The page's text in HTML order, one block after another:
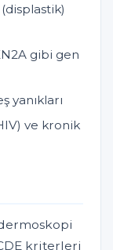
gibi gen
yanıkları
ve kronik
kriterleri